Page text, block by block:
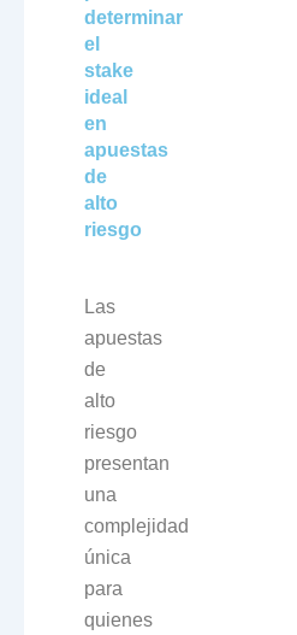
determinar
el
stake
ideal
en
apuestas
de
alto
riesgo
Las
apuestas
de
alto
riesgo
presentan
una
complejidad
única
para
quienes